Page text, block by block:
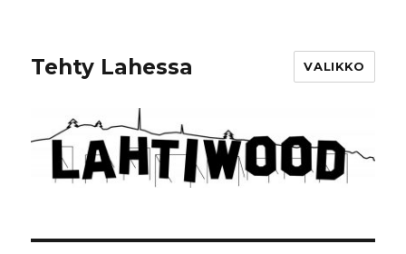
Tehty Lahessa VALIKKO